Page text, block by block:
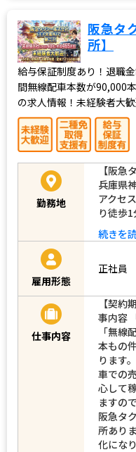
阪急タ
所】
給与保証制度あり！退職
間無線配車本数が90,000
の求人情報！未経験者大歓
勤務地
【阪急
兵庫県
アクセ
り徒歩
続きを
雇用形態
正社員
仕事内容
【契約
事内容
「無線
本もの
ります
車での
心して
ますの
阪急タ
所あり
化にな